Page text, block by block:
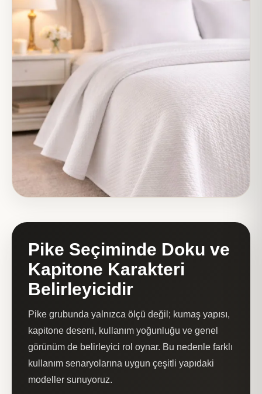
Pike Seçiminde Doku ve
Kapitone Karakteri
Belirleyicidir
Pike grubunda yalnızca ölçü değil; kumaş yapısı,
kapitone deseni, kullanım yoğunluğu ve genel
görünüm de belirleyici rol oynar. Bu nedenle farklı
kullanım senaryolarına uygun çeşitli yapıdaki
modeller sunuyoruz.